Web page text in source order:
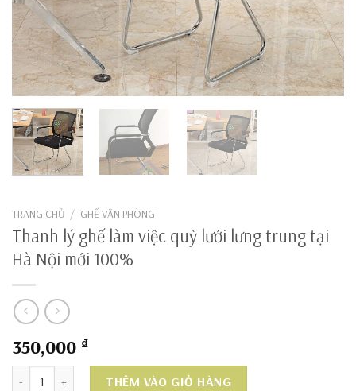
TRANG CHỦ / GHẾ VĂN PHÒNG
Thanh lý ghế làm việc quỳ lưới lưng trung tại
Hà Nội mới 100%
350,000 ₫
Thanh lý ghế làm việc quỳ lưới lưng trung tại Hà Nội mới 100% số
THÊM VÀO GIỎ HÀNG